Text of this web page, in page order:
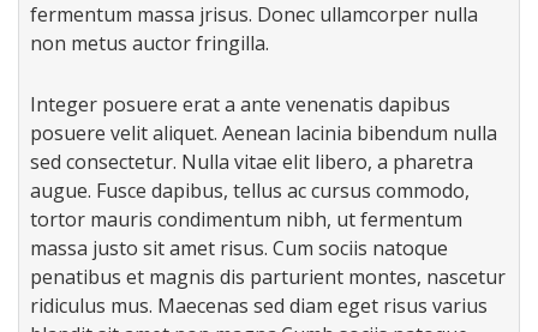
fermentum massa jrisus. Donec ullamcorper nulla
non metus auctor fringilla.
Integer posuere erat a ante venenatis dapibus
posuere velit aliquet. Aenean lacinia bibendum nulla
sed consectetur. Nulla vitae elit libero, a pharetra
augue. Fusce dapibus, tellus ac cursus commodo,
tortor mauris condimentum nibh, ut fermentum
massa justo sit amet risus. Cum sociis natoque
penatibus et magnis dis parturient montes, nascetur
ridiculus mus. Maecenas sed diam eget risus varius